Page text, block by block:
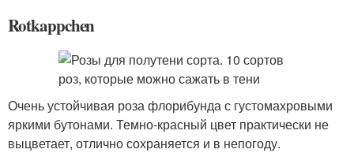
Rotkappchen
Очень устойчивая роза флорибунда с густомахровыми
яркими бутонами. Темно-красный цвет практически не
выцветает, отлично сохраняется и в непогоду.